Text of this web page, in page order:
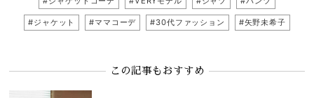
#ジャケット #ママコーデ #30代ファッション #矢野未希子
この記事もおすすめ